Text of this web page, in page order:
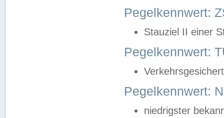
Pegelkennwert:
Stauziel II einer
Pegelkennwert:
Pegelkennwert:
niedrigster